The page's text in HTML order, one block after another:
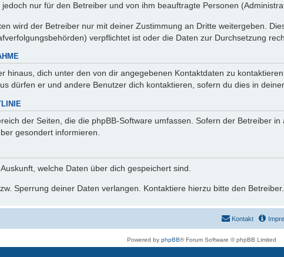
nur für den Betreiber und von ihm beauftragte Personen
wird der Betreiber nur mit deiner Zustimmung an Dritte weitergeben.
verpflichtet ist oder die Daten zur Durchsetzung
hinaus, dich unter den von dir angegebenen Kontaktdaten zu
dürfen er und andere Benutzer dich kontaktieren, sofern du dies in
der Seiten, die die phpBB-Software umfassen. Sofern der Betreiber
gesondert informieren.
welche Daten über dich gespeichert sind.
Sperrung deiner Daten verlangen. Kontaktiere hierzu bitte den Betreiber.
Kontakt
Powered by phpBB® Forum Software © phpBB Limited